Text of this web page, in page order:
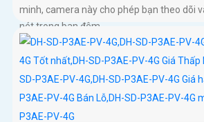
minh, camera này cho phép bạn theo dõi
nét trong ban đêm